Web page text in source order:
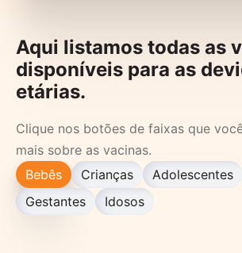
Aqui listamos todas as
disponíveis para as
etárias.
Clique nos botões de faixas que
mais sobre as vacinas.
Bebês
Crianças Adolescentes
Gestantes
Idosos